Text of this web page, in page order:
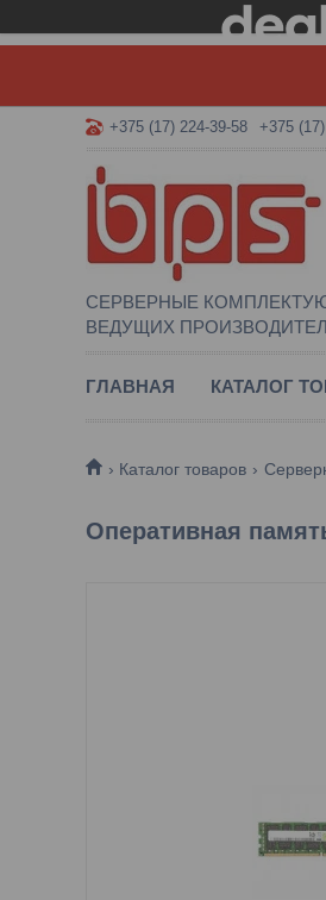
+375 (17) 224-39-58 +375
СЕРВЕРНЫЕ
ВЕДУЩИХ
ГЛАВНАЯ КАТАЛОГ
Каталог товаров
Оперативная